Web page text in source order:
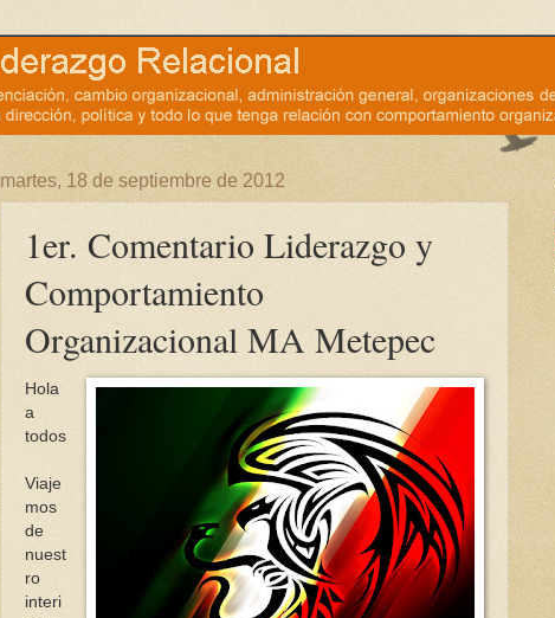
martes, 18 de septiembre de 2012
1er. Comentario Liderazgo y
Comportamiento
Organizacional MA Metepec
Hola
a
todos
Viaje
mos
de
nuest
ro
interi